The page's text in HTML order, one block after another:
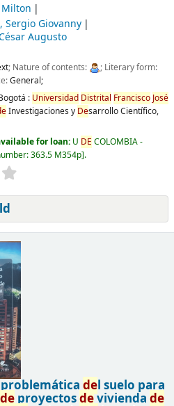
Sergio Giovanny
Augusto
; Nature of contents:
; Literary form:
General;
: Universidad Distrital Francisco José
Investigaciones y Desarrollo Científico,
for loan: U DE COLOMBIA -
363.5 M354p .
del suelo para
deproyectosdevivienda de